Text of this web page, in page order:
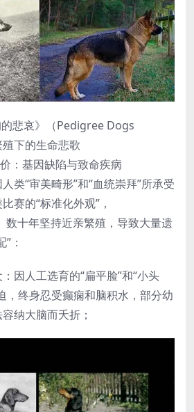
悲哀》（Pedigree Dogs
下的生命悲歌
：基因缺陷与致命疾病
类“审美畸形”和“血统崇拜”所承受
赛的“标准化外观”，
十年坚持近亲繁殖，导致大量遗
：
因人工选育的“扁平脸”和“小头
，终身忍受癫痫和脑积水，部分幼
纳大脑而夭折；